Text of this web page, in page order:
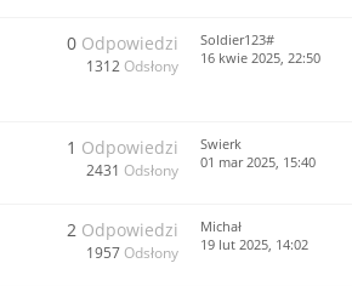
0 Odpowiedzi
1312 Odsłony
Soldier123#
16 kwie 2025, 22:50
1 Odpowiedzi
2431 Odsłony
Swierk
01 mar 2025, 15:40
2 Odpowiedzi
1957 Odsłony
Michał
19 lut 2025, 14:02